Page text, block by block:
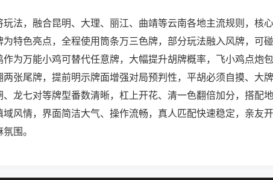
法，融合昆明、大理、丽江、曲靖等云南各地主流规则，核
特色亮点，全程使用筒条万三色牌，部分玩法融入风牌，可
为万能小鸡可替代任意牌，大幅提升胡牌概率，飞小鸡点炮
张尾牌，提前明示牌面增强对局预判性，平胡必须自摸、大
龙七对等牌型番数清晰，杠上开花、清一色翻倍加分，搭配
风情，界面简洁大气、操作流畅，真人匹配快速稳定，亲友
围。